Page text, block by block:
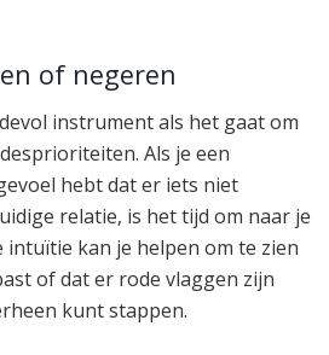
of negeren
instrument als het gaat om
Als je een
hebt dat er iets niet
relatie, is het tijd om naar je
intuïtie kan je helpen om te zien
of dat er rode vlaggen zijn
kunt stappen.